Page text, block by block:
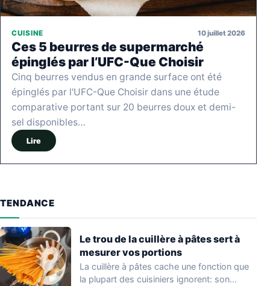
CUISINE 10 juillet 2026
Ces 5 beurres de supermarché
épinglés par l’UFC-Que Choisir
Cinq beurres vendus en grande surface ont été
épinglés par l'UFC-Que Choisir dans une étude
comparative portant sur 20 beurres doux et demi-
sel disponibles…
Lire
TENDANCE
Le trou de la cuillère à pâtes sert à
mesurer vos portions
La cuillère à pâtes cache une fonction que
la plupart des cuisiniers ignorent: son…